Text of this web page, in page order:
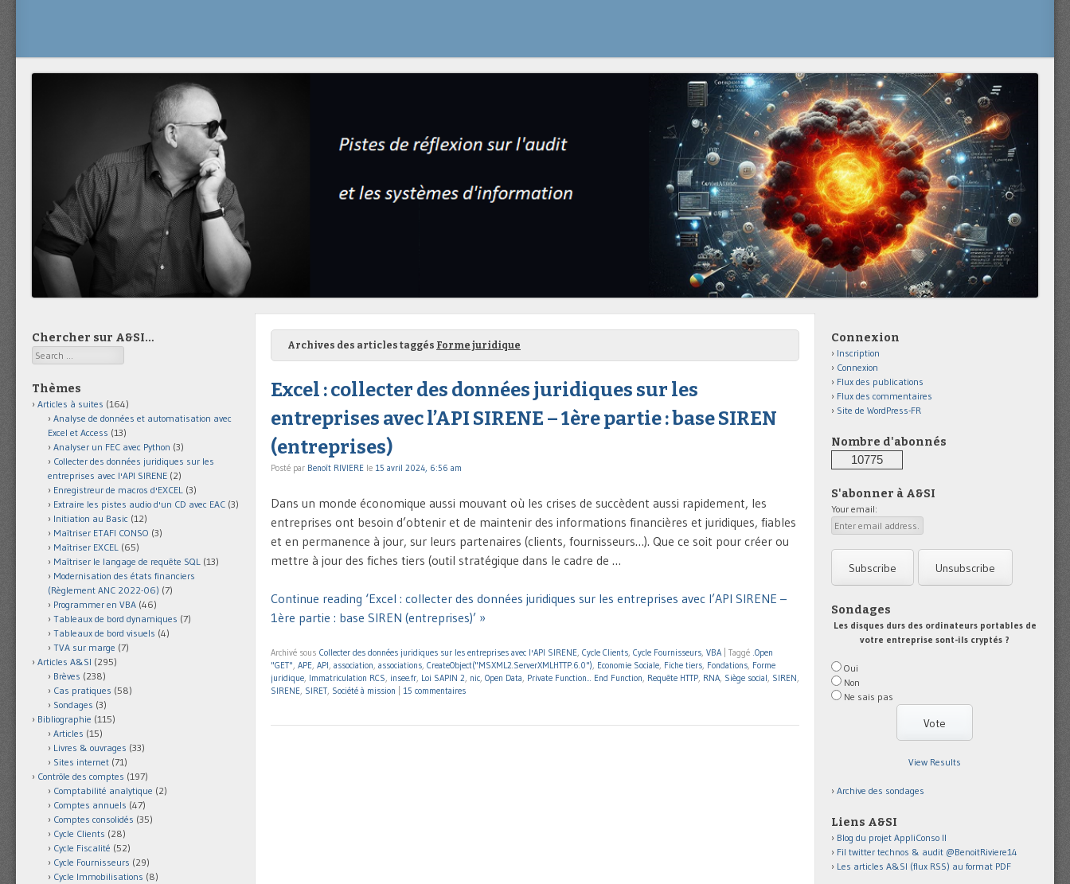
Archives des articles taggés Forme juridique
Excel : collecter des données juridiques sur les
entreprises avec l’API SIRENE – 1ère partie : base SIREN
(entreprises)
Posté par Benoît RIVIERE le 15 avril 2024, 6:56 am
Dans un monde économique aussi mouvant où les crises de succèdent aussi rapidement, les
entreprises ont besoin d’obtenir et de maintenir des informations financières et juridiques, fiables
et en permanence à jour, sur leurs partenaires (clients, fournisseurs…). Que ce soit pour créer ou
mettre à jour des fiches tiers (outil stratégique dans le cadre de …
Continue reading ‘Excel : collecter des données juridiques sur les entreprises avec l’API SIRENE –
1ère partie : base SIREN (entreprises)’ »
Archivé sous Collecter des données juridiques sur les entreprises avec l'API SIRENE, Cycle Clients, Cycle Fournisseurs, VBA Taggé .Open
"GET", APE, API, association, associations, CreateObject("MSXML2.ServerXMLHTTP.6.0"), Economie Sociale, Fiche tiers, Fondations, Forme
juridique, Immatriculation RCS, insee.fr, Loi SAPIN 2, nic, Open Data, Private Function... End Function, Requête HTTP, RNA, Siège social, SIREN,
SIRENE, SIRET, Société à mission 15 commentaires
Chercher sur A&SI…
Search
Thèmes
Articles à suites (164)
Analyse de données et automatisation avec
Excel et Access (13)
Analyser un FEC avec Python (3)
Collecter des données juridiques sur les
entreprises avec l'API SIRENE (2)
Enregistreur de macros d'EXCEL (3)
Extraire les pistes audio d'un CD avec EAC (3)
Initiation au Basic (12)
Maîtriser ETAFI CONSO (3)
Maîtriser EXCEL (65)
Maîtriser le langage de requête SQL (13)
Modernisation des états financiers
(Règlement ANC 2022-06) (7)
Programmer en VBA (46)
Tableaux de bord dynamiques (7)
Tableaux de bord visuels (4)
TVA sur marge (7)
Articles A&SI (295)
Brèves (238)
Cas pratiques (58)
Sondages (3)
Bibliographie (115)
Articles (15)
Livres & ouvrages (33)
Sites internet (71)
Contrôle des comptes (197)
Comptabilité analytique (2)
Comptes annuels (47)
Comptes consolidés (35)
Cycle Clients (28)
Cycle Fiscalité (52)
Cycle Fournisseurs (29)
Cycle Immobilisations (8)
Connexion
Inscription
Connexion
Flux des publications
Flux des commentaires
Site de WordPress-FR
Nombre d'abonnés
10775
S'abonner à A&SI
Your email:
Sondages
Les disques durs des ordinateurs portables de
votre entreprise sont-ils cryptés ?
Oui
Non
Ne sais pas
View Results
Archive des sondages
Liens A&SI
Blog du projet AppliConso II
Fil twitter technos & audit @BenoitRiviere14
Les articles A&SI (flux RSS) au format PDF